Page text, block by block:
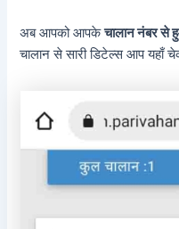
अब आपको आपकेचालान नंबर से
चालान से सारी डिटेल्स आप यहाँ